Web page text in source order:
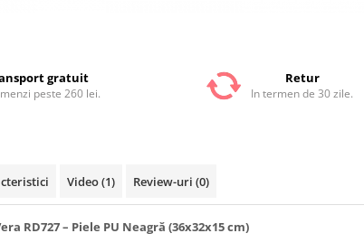
gratuit
peste 260 lei.
Retur
In termen de 30 zile.
Video(1) Review-uri (0)
RD727 – Piele PU Neagră (36x32x15 cm)